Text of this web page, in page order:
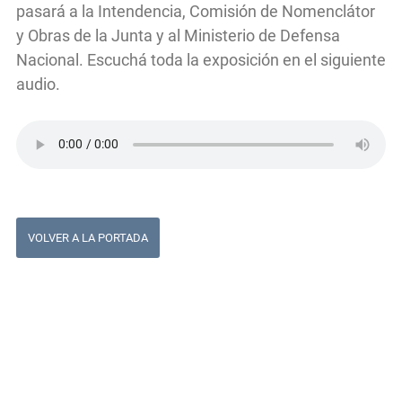
pasará a la Intendencia, Comisión de Nomenclátor
y Obras de la Junta y al Ministerio de Defensa
Nacional. Escuchá toda la exposición en el siguiente
audio.
VOLVER A LA PORTADA